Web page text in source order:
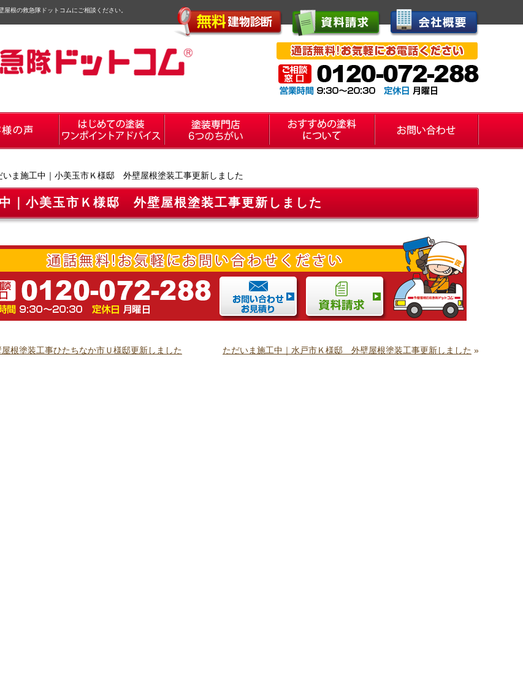
屋根の救急隊ドットコムにご相談ください。
いま施工中｜小美玉市Ｋ様邸 外壁屋根塗装工事更新しました
｜小美玉市Ｋ様邸 外壁屋根塗装工事更新しました
根塗装工事ひたちなか市Ｕ様邸更新しました ただいま施工中｜水戸市Ｋ様邸 外壁屋根塗装工事更新しました »